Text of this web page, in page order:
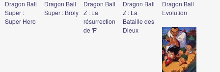
Dragon Ball
Super :
Super Hero
Dragon Ball
Super : Broly
Dragon Ball
Z : La
résurrection
de 'F'
Dragon Ball
Z : La
Bataille des
Dieux
Dragon Ball
Evolution